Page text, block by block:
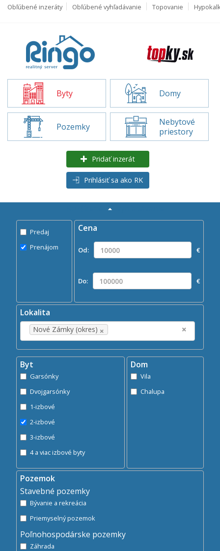
Obľúbené inzeráty Obľúbené vyhľadávanie Topovanie
Byty Domy
Pozemky
Nebytové
priestory
Pridať inzerát
Prihlásiť sa ako RK
×
Hľadaj
Predaj
Prenájom
Cena
Od: €
Do: €
Lokalita
×
×
Nové Zámky (okres)
Byt
Garsónky
Dvojgarsónky
1-izbové
2-izbové
3-izbové
4 a viac izbové byty
Dom
Vila
Chalupa
Pozemok
Stavebné pozemky
Bývanie a rekreácia
Priemyselný pozemok
Poľnohospodárske pozemky
Záhrada